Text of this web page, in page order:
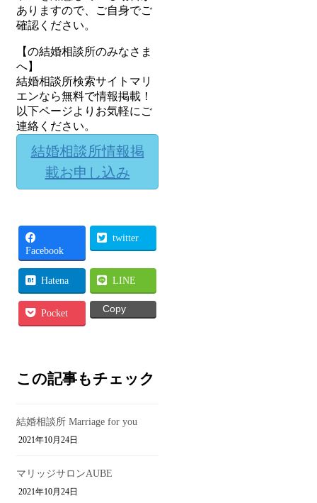
ありますので、ご自身でご
確認ください。
【の結婚相談所のみなさま
へ】
結婚相談所検索サイトマリ
エンなら無料で情報掲載！
以下ページよりお気軽にご
連絡ください。
結婚相談所情報掲
載お申し込み
Facebook
twitter
Hatena LINE
Pocket Copy
この記事もチェック
結婚相談所 Marriage for you
2021年10月24日
マリッジサロンAUBE
2021年10月24日